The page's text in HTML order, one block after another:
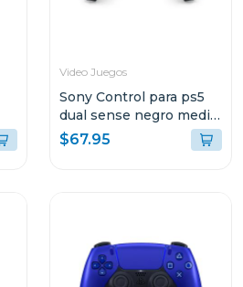
Video Juegos
Sony Control para ps5
dual sense negro media
noche
$67.95